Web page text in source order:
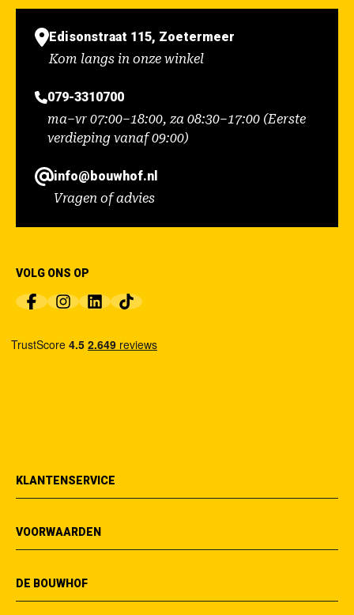
Edisonstraat 115, Zoetermeer
Kom langs in onze winkel
079-3310700
ma–vr 07:00–18:00, za 08:30–17:00 (Eerste
verdieping vanaf 09:00)
info@bouwhof.nl
Vragen of advies
VOLG ONS OP
KLANTENSERVICE
VOORWAARDEN
DE BOUWHOF